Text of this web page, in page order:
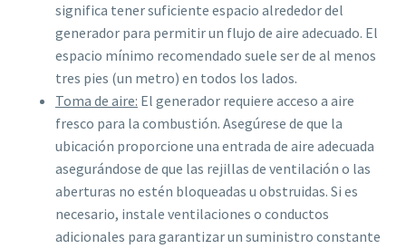
significa tener suficiente espacio alrededor del
generador para permitir un flujo de aire adecuado. El
espacio mínimo recomendado suele ser de al menos
tres pies (un metro) en todos los lados.
Toma de aire: El generador requiere acceso a aire
fresco para la combustión. Asegúrese de que la
ubicación proporcione una entrada de aire adecuada
asegurándose de que las rejillas de ventilación o las
aberturas no estén bloqueadas u obstruidas. Si es
necesario, instale ventilaciones o conductos
adicionales para garantizar un suministro constante